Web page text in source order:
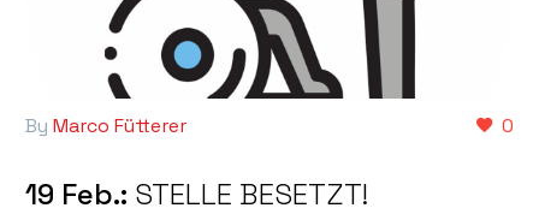
0
By Marco Fütterer
19 Feb.: STELLE BESETZT!